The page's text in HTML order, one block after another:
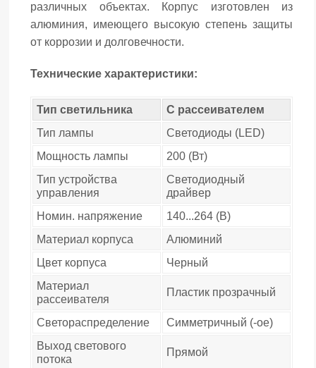
различных объектах. Корпус изготовлен из
алюминия, имеющего высокую степень защиты
от коррозии и долговечности.
Технические характеристики:
Тип светильника
С рассеивателем
Тип лампы
Светодиоды (LED)
Мощность лампы
200 (Вт)
Тип устройства
управления
Светодиодный
драйвер
Номин. напряжение
140...264 (В)
Материал корпуса
Алюминий
Цвет корпуса
Черный
Материал
рассеивателя
Пластик прозрачный
Светораспределение
Симметричный (-ое)
Выход светового
потока
Прямой